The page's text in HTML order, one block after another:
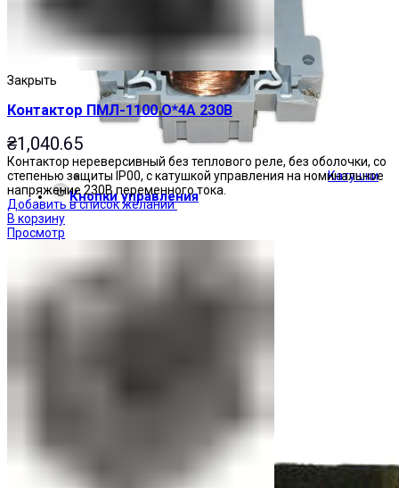
Катушки
Кнопки управления
Закрыть
Контактор ПМЛ-1100 О*4А 230В
₴1,040.65
Контактор нереверсивный без теплового реле, без оболочки, со
степенью защиты IP00, с катушкой управления на номинальное
напряжение 230В переменного тока.
Добавить в список желаний
В корзину
Просмотр